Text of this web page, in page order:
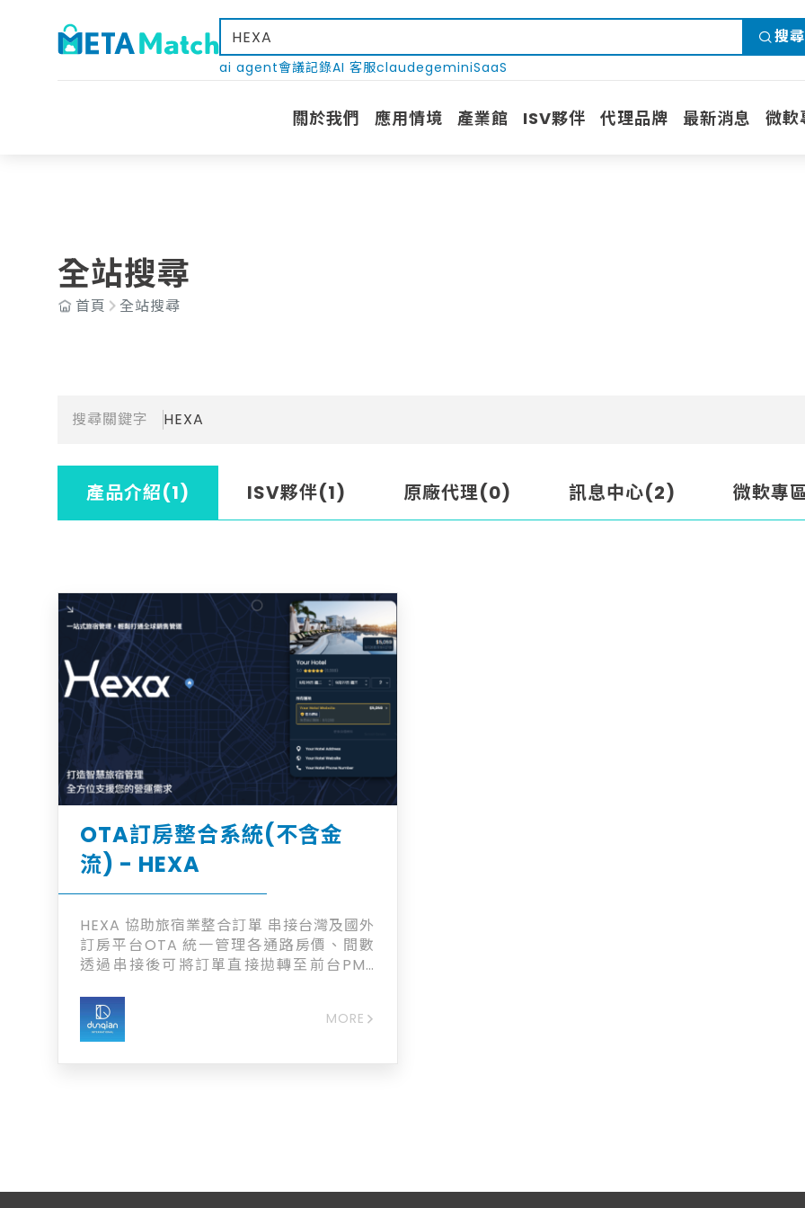
搜尋
ai agent會議記錄AI 客服claudegeminiSaaS
關於我們 應用情境 產業館 ISV夥伴 代理品牌 最新消息 微軟
全站搜尋
首頁 全站搜尋
搜尋關鍵字 HEXA
產品介紹(1) ISV夥伴(1) 原廠代理(0) 訊息中心(2) 微軟專
OTA訂房整合系統(不含金
流) - HEXA
HEXA 協助旅宿業整合訂單 串接台灣及國外
訂房平台OTA 統一管理各通路房價、間數
透過串接後可將訂單直接拋轉至前台PMS
訂單抽%，詳細方案內容歡迎洽詢
MORE